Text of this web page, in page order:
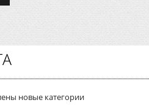
новые категории